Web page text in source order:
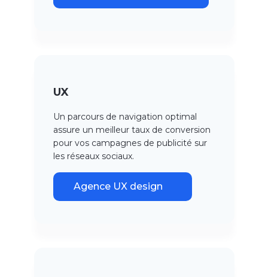
UX
Un parcours de navigation optimal
assure un meilleur taux de conversion
pour vos campagnes de publicité sur
les réseaux sociaux.
Agence UX design